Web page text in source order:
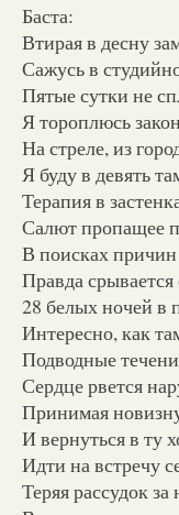
Баста:
Втирая в десну
Сажусь в
Пятые сутки не
Я тороплюсь
На стреле, из
Я буду в девять
Терапия в
Салют пропащее
В поисках
Правда
28 белых ночей в
Интересно, как
Подводные
Сердце рвется
Принимая
И вернуться в ту
Идти на встречу
Теряя рассудок